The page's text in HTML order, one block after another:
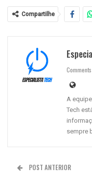
Compartilhe
Comments
A
Tech
sempre
POST ANTERIOR